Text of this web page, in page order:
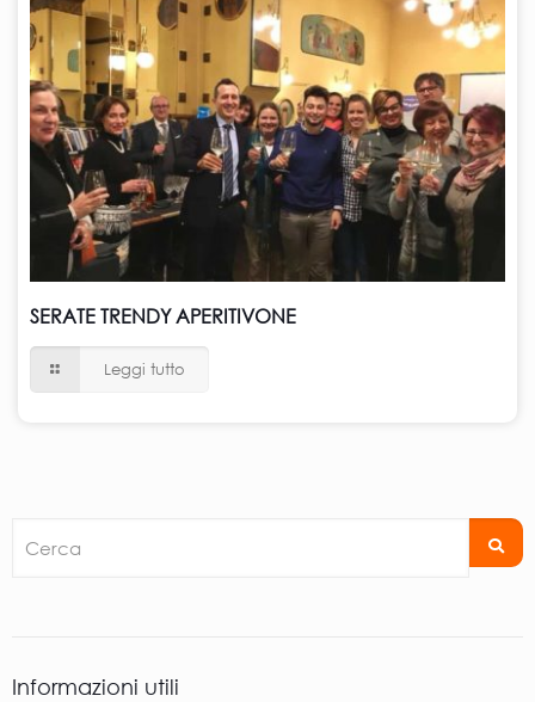
SERATE TRENDY APERITIVONE
Leggi tutto
Informazioni utili